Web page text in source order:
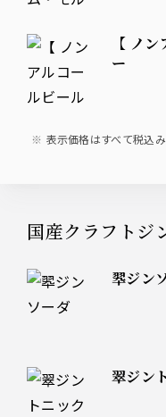
【 ノ
ー
表示価格はすべて税込み
国産クラフトジ
翆ジ
翠ジ